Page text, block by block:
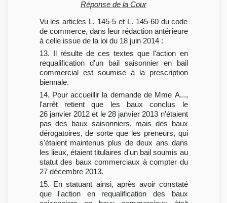
Réponse de la Cour
Vu les articles L. 145-5 et L. 145-60 du code
de commerce, dans leur rédaction antérieure
à celle issue de la loi du 18 juin 2014 :
13. Il résulte de ces textes que l'action en
requalification d'un bail saisonnier en bail
commercial est soumise à la prescription
biennale.
14. Pour accueillir la demande de Mme A...,
l'arrêt retient que les baux conclus le
26 janvier 2012 et le 28 janvier 2013 n'étaient
pas des baux saisonniers, mais des baux
dérogatoires, de sorte que les preneurs, qui
s'étaient maintenus plus de deux ans dans
les lieux, étaient titulaires d'un bail soumis au
statut des baux commerciaux à compter du
27 décembre 2013.
15. En statuant ainsi, après avoir constaté
que l'action en requalification des baux